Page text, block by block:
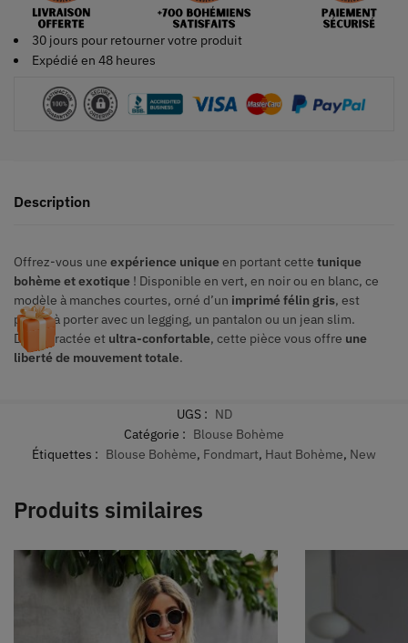
30 jours pour retourner votre produit
Expédié en 48 heures
Description
Offrez-vous une expérience uniqueen portant cette tunique
bohème et exotique ! Disponible en vert, en noir ou en blanc, ce
modèle à manches courtes, orné d’un imprimé félin gris, est
parfait à porter avec un legging, un pantalon ou un jean slim.
Décontractée et ultra-confortable, cette pièce vous offre une
liberté de mouvement totale.
UGS : ND
Catégorie : Blouse Bohème
Étiquettes : Blouse Bohème, Fondmart, Haut Bohème, New
Produits similaires